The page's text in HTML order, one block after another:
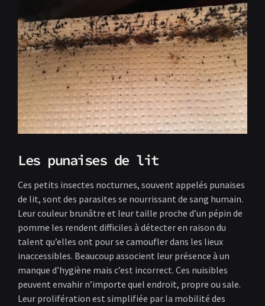
Les punaises de lit
Ces petits insectes nocturnes, souvent appelés punaises
de lit, sont des parasites se nourrissant de sang humain.
Leur couleur brunâtre et leur taille proche d’un pépin de
pomme les rendent difficiles à détecter en raison du
talent qu’elles ont pour se camoufler dans les lieux
inaccessibles. Beaucoup associent leur présence à un
manque d’hygiène mais c’est incorrect. Ces nuisibles
peuvent envahir n’importe quel endroit, propre ou sale.
Leur prolifération est simplifiée par la mobilité des